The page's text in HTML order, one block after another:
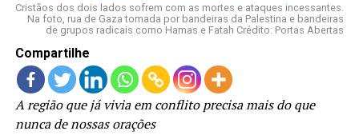
Cristãos dos dois lados sofrem com as mortes e ataques incessantes.
Na foto, rua de Gaza tomada por bandeiras da Palestina e bandeiras
de grupos radicais como Hamas e Fatah Crédito: Portas Abertas
Compartilhe
A região que já vivia em conflito precisa mais do que
nunca de nossas orações